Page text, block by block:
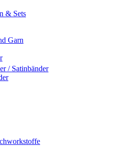
& Sets
Garn
/ Satinbänder